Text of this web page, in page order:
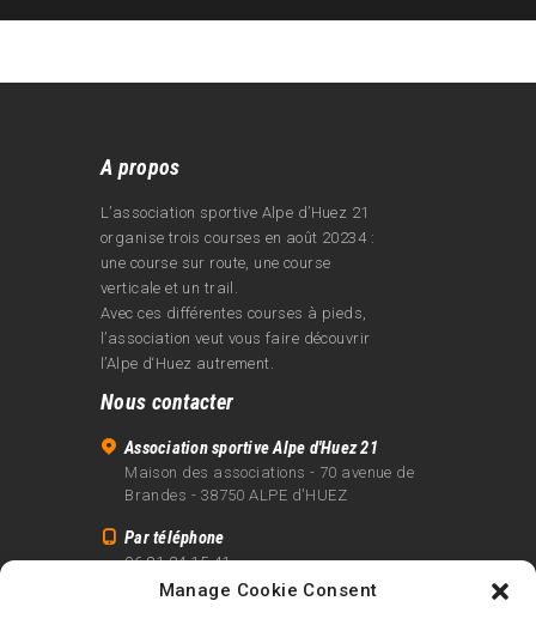
Manage Cookie Consent
A propos
L’association sportive Alpe d’Huez 21
organise trois courses en août 20234 :
une course sur route, une course
verticale et un trail.
Avec ces différentes courses à pieds,
l’association veut vous faire découvrir
l’Alpe d‘Huez autrement.
Nous contacter
Association sportive Alpe d'Huez 21
Maison des associations - 70 avenue de
Brandes - 38750 ALPE d'HUEZ
Par téléphone
06 81 24 15 41